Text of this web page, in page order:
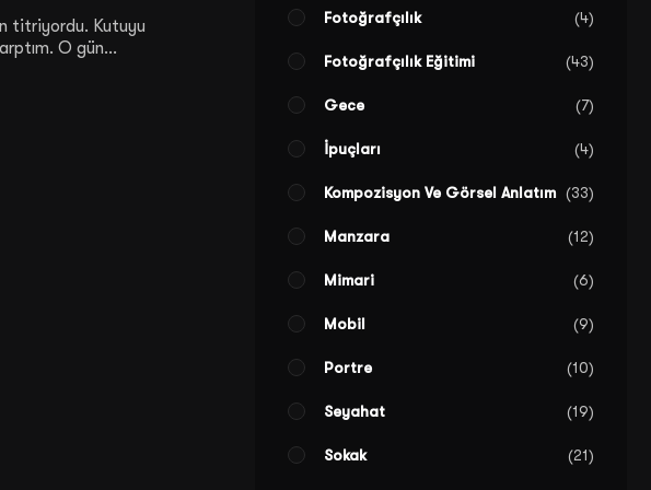
titriyordu. Kutuyu
O gün...
Fotoğrafçılık 4
Fotoğrafçılık Eğitimi 43
Gece 7
İpuçları 4
Kompozisyon Ve Görsel Anlatım 33
Manzara 12
Mimari 6
Mobil 9
Portre 10
Seyahat 19
Sokak 21